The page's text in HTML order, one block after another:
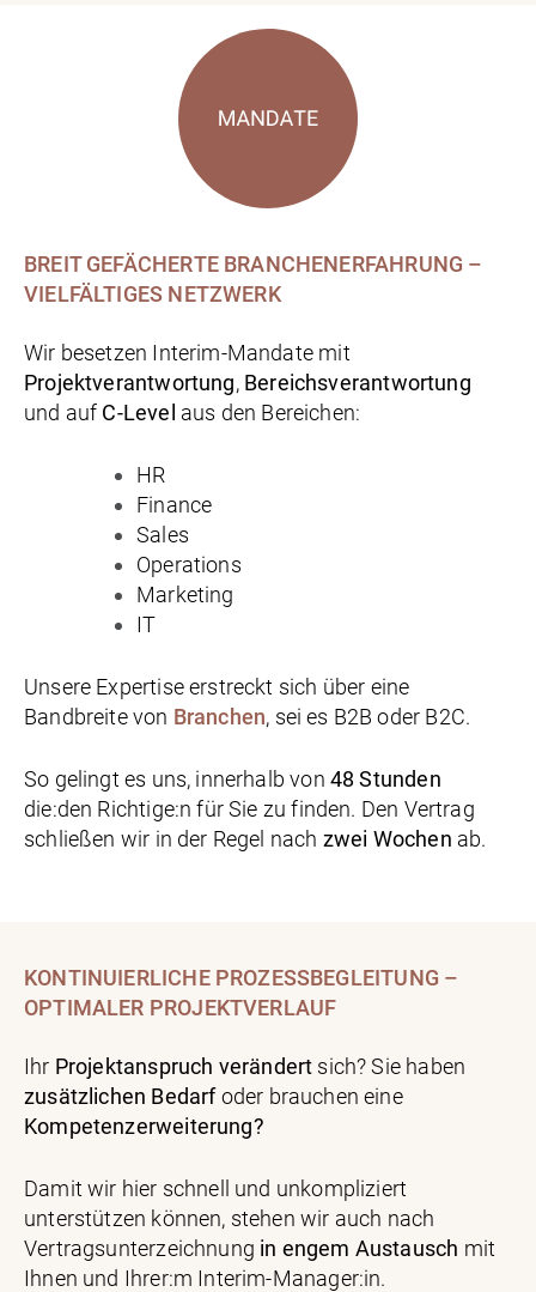
BREIT GEFÄCHERTE BRANCHENERFAHRUNG –
VIELFÄLTIGES NETZWERK
Wir besetzen Interim-Mandate mit
Projektverantwortung, Bereichsverantwortung
und auf C-Level aus den Bereichen:
HR
Finance
Sales
Operations
Marketing
IT
Unsere Expertise erstreckt sich über eine
Bandbreite von Branchen, sei es B2B oder B2C.
So gelingt es uns, innerhalb von 48 Stunden
die:den Richtige:n für Sie zu finden. Den Vertrag
schließen wir in der Regel nach zwei Wochen ab.
KONTINUIERLICHE PROZESSBEGLEITUNG –
OPTIMALER PROJEKTVERLAUF
Ihr Projektanspruch verändert sich? Sie haben
zusätzlichen Bedarfoder brauchen eine
Kompetenzerweiterung?
Damit wir hier schnell und unkompliziert
unterstützen können, stehen wir auch nach
Vertragsunterzeichnung in engem Austausch mit
Ihnen und Ihrer:m Interim-Manager:in.